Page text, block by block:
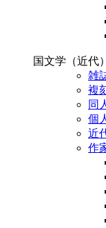
国文学（近代）
雑
複
同
個
近
作